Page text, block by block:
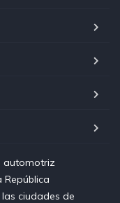
automotriz
ciudades de